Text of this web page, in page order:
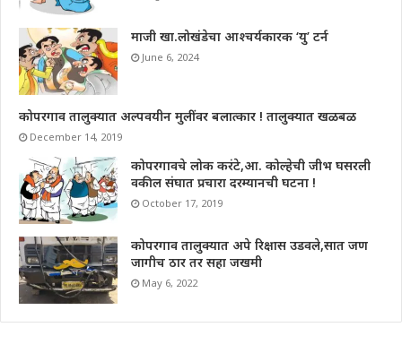
माजी खा.लोखंडेचा आश्चर्यकारक ‘यु’ टर्न
June 6, 2024
कोपरगाव तालुक्यात अल्पवयीन मुलींवर बलात्कार ! तालुक्यात खळबळ
December 14, 2019
कोपरगावचे लोक करंटे,आ. कोल्हेची जीभ घसरली
वकील संघात प्रचारा दरम्यानची घटना !
October 17, 2019
कोपरगाव तालुक्यात अपे रिक्षास उडवले,सात जण
जागीच ठार तर सहा जखमी
May 6, 2022